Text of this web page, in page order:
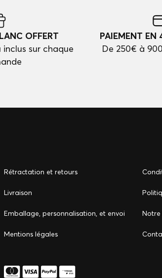
OFFERT
sur chaque
PAIEMENT EN
De 250€ à
Rétractation et retours
Livraison
Emballage, personnalisation, et envoi
Mentions légales